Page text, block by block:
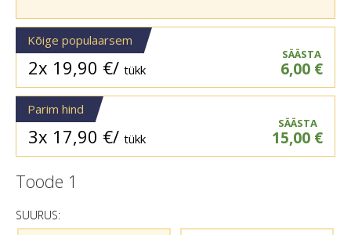
Kõige populaarsem
2x 19,90 €/ tükk
SÄÄSTA
6,00 €
Parim hind
3x 17,90 €/ tükk
SÄÄSTA
15,00 €
Toode 1
SUURUS: